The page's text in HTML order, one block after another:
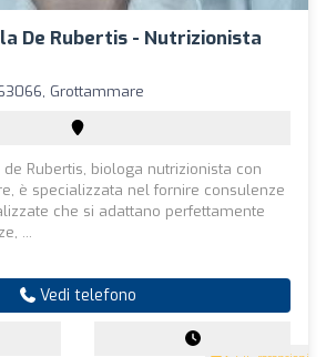
De Rubertis - Nutrizionista
Grottammare
de Rubertis, biologa nutrizionista con
è specializzata nel fornire consulenze
che si adattano perfettamente
...
Vedi telefono